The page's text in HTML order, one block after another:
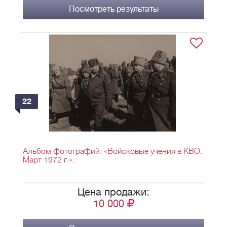
Посмотреть результаты
22
Альбом фотографий. «Войсковые учения в КВО.
Март 1972 г.».
Цена продажи:
10 000